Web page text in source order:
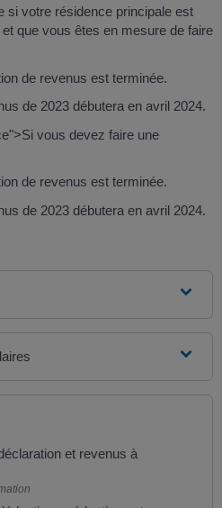
si votre résidence principale est
que vous êtes en mesure de faire
de revenus est terminée.
de 2023 débutera en avril 2024.
vous devez faire une
de revenus est terminée.
de 2023 débutera en avril 2024.
et revenus à